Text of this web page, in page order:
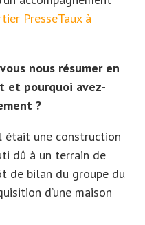
PresseTaux à
nous résumer en
et pourquoi avez-
?
était une construction
dû à un terrain de
de bilan du groupe du
d’une maison